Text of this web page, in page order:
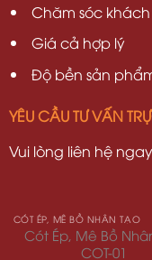
Chăm sóc
Giá cả hợp lý
Độ bền sản
YÊU CẦU TƯ VẤN
Vui lòng liên hệ
CÓT ÉP, MÊ BỒ NHÂN TẠO
Cót Ép, Mê Bồ
COT-01